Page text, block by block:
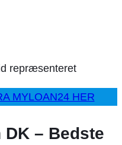
repræsenteret
MYLOAN24 HER
DK – Bedste